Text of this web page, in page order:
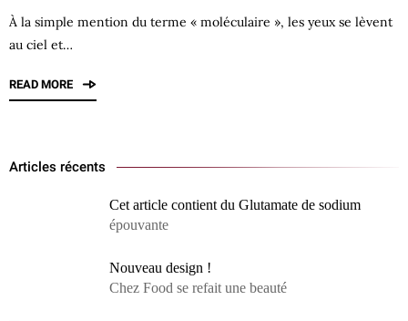
À la simple mention du terme « moléculaire », les yeux se lèvent
au ciel et…
READ MORE
Articles récents
Cet article contient du Glutamate de sodium
épouvante
Nouveau design !
Chez Food se refait une beauté